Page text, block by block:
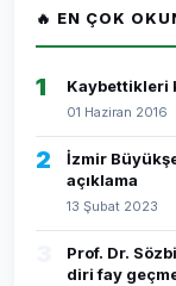
🔥 EN ÇOK
1 Kaybettikleri
01 Haziran 2016
2
İzmir
açıklama
13 Şubat 2023
Prof. Dr.
diri fay